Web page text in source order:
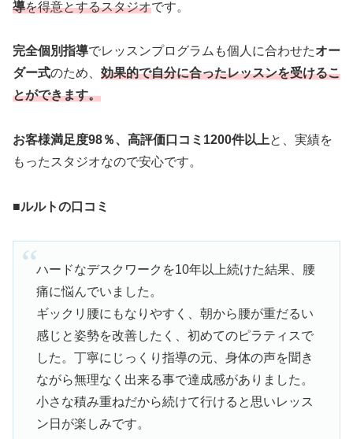
導を得意とするスタジオです。
完全個別指導でレッスンプログラムも個人に合わせたオー
ダー式のため、 効果的で自分に合ったレッスンを受けるこ
とができます。
お客様満足度98％、高評価口コミ1200件以上と、実績を
もったスタジオなので安心です。
■ルルトの口コミ
ハードなデスクワークを10年以上続けた結果、腰
痛に悩んでいました。
ギックリ腰にもなりやすく、朝から腰が重だるい
感じと姿勢を改善したく、初めてのピラティスで
した。丁寧にじっくり指導の元、身体の声を聞き
ながら無理なく出来る事で達成感がありました。
小さな積み重ねだから続けて行けると思いレッス
ン日が楽しみです。